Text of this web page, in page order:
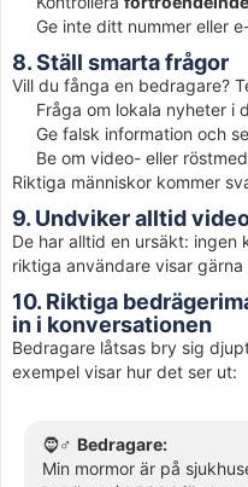
Ge inte ditt nummer eller
8. Ställ smarta frågor
Vill du fånga en bedragare?
Fråga om lokala nyheter i
Ge falsk information och
Be om video- eller
Riktiga människor kommer
9. Undviker alltid
De har alltid en ursäkt:
riktiga användare visar gärna
10. Riktiga
in i konversationen
Bedragare låtsas bry sig
exempel visar hur det ser ut:
🧔♂️ Bedragare:
Min mormor är på